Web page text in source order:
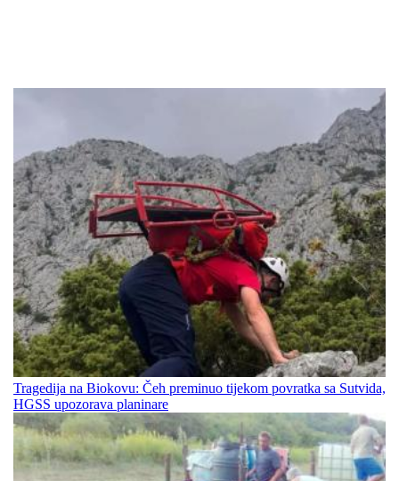
Tragedija na Biokovu: Čeh preminuo tijekom povratka sa Sutvida,
HGSS upozorava planinare